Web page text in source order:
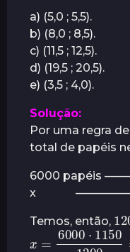
a) (5,0 ; 5,5).
b) (8,0 ; 8,5).
c) (11,5 ; 12,5).
d) (19,5 ; 20,5).
e) (3,5 ; 4,0).
Solução:
Por uma regra
total de papéis
6000 papéis
x —————
Temos, então,
6000⋅ 1150
5750